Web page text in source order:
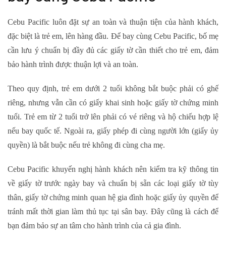
Cebu Pacific luôn đặt sự an toàn và thuận tiện của hành khách,
đặc biệt là trẻ em, lên hàng đầu. Để bay cùng Cebu Pacific, bố mẹ
cần lưu ý chuẩn bị đầy đủ các giấy tờ cần thiết cho trẻ em, đảm
bảo hành trình được thuận lợi và an toàn.
Theo quy định, trẻ em dưới 2 tuổi không bắt buộc phải có ghế
riêng, nhưng vẫn cần có giấy khai sinh hoặc giấy tờ chứng minh
tuổi. Trẻ em từ 2 tuổi trở lên phải có vé riêng và hộ chiếu hợp lệ
nếu bay quốc tế. Ngoài ra, giấy phép đi cùng người lớn (giấy ủy
quyền) là bắt buộc nếu trẻ không đi cùng cha mẹ.
Cebu Pacific khuyến nghị hành khách nên kiểm tra kỹ thông tin
về giấy tờ trước ngày bay và chuẩn bị sẵn các loại giấy tờ tùy
thân, giấy tờ chứng minh quan hệ gia đình hoặc giấy ủy quyền để
tránh mất thời gian làm thủ tục tại sân bay. Đây cũng là cách để
bạn đảm bảo sự an tâm cho hành trình của cả gia đình.